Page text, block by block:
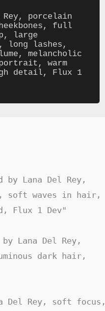
Rey, porcelain
full
large
long lashes,
melancholic
warm
detail, Flux 1
Lana Del Rey,
soft waves in hair,
Flux 1 Dev"
Lana Del Rey,
dark hair,
Rey, soft focus,